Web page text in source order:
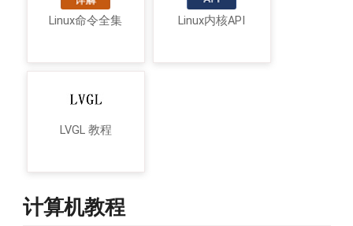
Linux命令全集 Linux内核API
LVGL 教程
计算机教程